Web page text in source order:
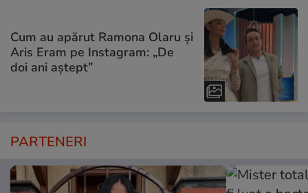
Cum au apărut Ramona Olaru și
Aris Eram pe Instagram: „De
doi ani aștept”
PARTENERI